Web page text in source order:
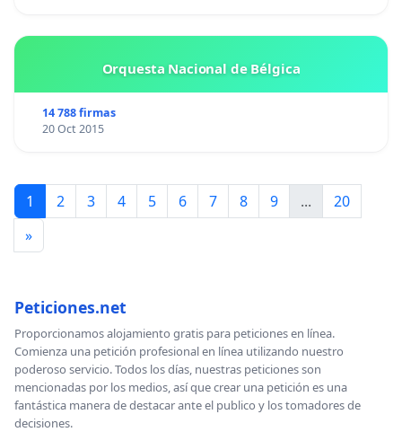
Orquesta Nacional de Bélgica
14 788 firmas
20 Oct 2015
1 2 3 4 5 6 7 8 9 ...
20
»
Peticiones.net
Proporcionamos alojamiento gratis para peticiones en línea.
Comienza una petición profesional en línea utilizando nuestro
poderoso servicio. Todos los días, nuestras peticiones son
mencionadas por los medios, así que crear una petición es una
fantástica manera de destacar ante el publico y los tomadores de
decisiones.